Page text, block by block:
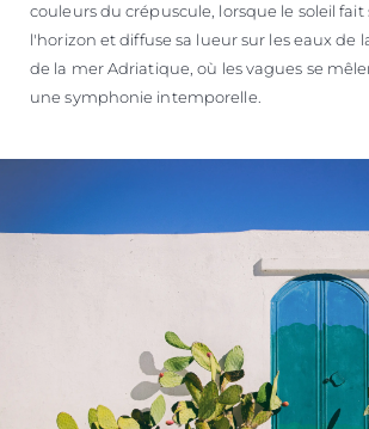
couleurs du crépuscule, lorsque le soleil fait
l'horizon et diffuse sa lueur sur les eaux de
de la mer Adriatique, où les vagues se
une symphonie intemporelle.